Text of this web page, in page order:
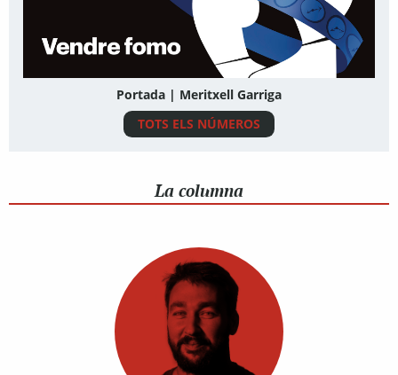
Portada | Meritxell Garriga
TOTS ELS NÚMEROS
La columna